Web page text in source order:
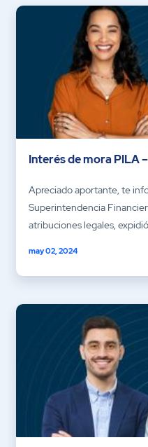
Interés de mora PILA
Apreciado aportante, te
Superintendencia
atribuciones legales,
may 02, 2024